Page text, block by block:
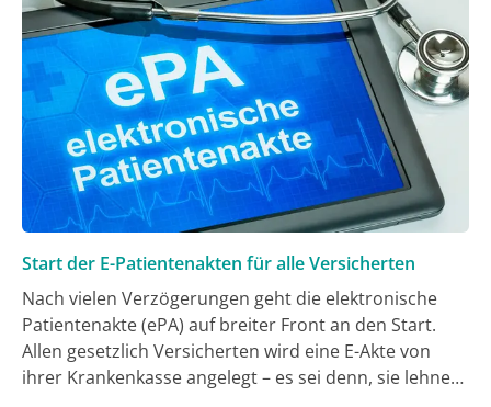
Start der E-Patientenakten für alle Versicherten
Nach vielen Verzögerungen geht die elektronische
Patientenakte (ePA) auf breiter Front an den Start.
Allen gesetzlich Versicherten wird eine E-Akte von
ihrer Krankenkasse angelegt – es sei denn, sie lehnen